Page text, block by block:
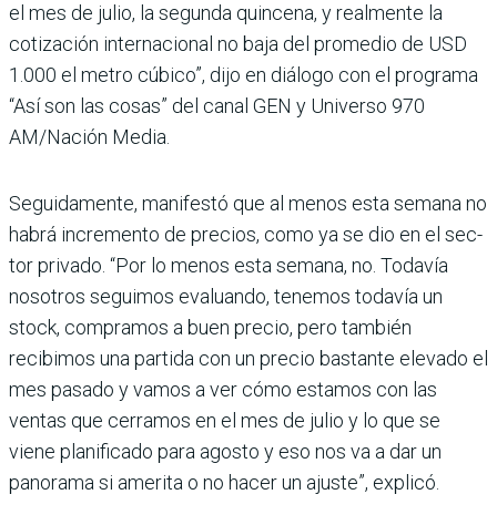
el mes de julio, la segunda quincena, y realmente la
cotización inter­nacional no baja del prome­dio de USD
1.000 el metro cúbico”, dijo en diálogo con el programa
“Así son las cosas” del canal GEN y Universo 970
AM/Nación Media.
Seguidamente, manifestó que al menos esta semana no
habrá incremento de pre­cios, como ya se dio en el sec­
tor privado. “Por lo menos esta semana, no. Todavía
nosotros seguimos evaluando, tenemos todavía un
stock, compramos a buen precio, pero también
recibimos una partida con un precio bastante elevado el
mes pasado y vamos a ver cómo estamos con las
ventas que cerramos en el mes de julio y lo que se
viene planifi­cado para agosto y eso nos va a dar un
panorama si amerita o no hacer un ajuste”, explicó.